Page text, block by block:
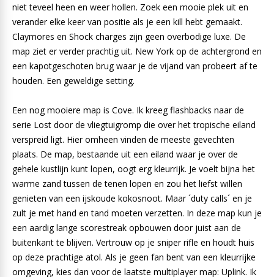
niet teveel heen en weer hollen. Zoek een mooie plek uit en
verander elke keer van positie als je een kill hebt gemaakt.
Claymores en Shock charges zijn geen overbodige luxe. De
map ziet er verder prachtig uit. New York op de achtergrond en
een kapotgeschoten brug waar je de vijand van probeert af te
houden. Een geweldige setting.
Een nog mooiere map is Cove. Ik kreeg flashbacks naar de
serie Lost door de vliegtuigromp die over het tropische eiland
verspreid ligt. Hier omheen vinden de meeste gevechten
plaats. De map, bestaande uit een eiland waar je over de
gehele kustlijn kunt lopen, oogt erg kleurrijk. Je voelt bijna het
warme zand tussen de tenen lopen en zou het liefst willen
genieten van een ijskoude kokosnoot. Maar ´duty calls´ en je
zult je met hand en tand moeten verzetten. In deze map kun je
een aardig lange scorestreak opbouwen door juist aan de
buitenkant te blijven. Vertrouw op je sniper rifle en houdt huis
op deze prachtige atol. Als je geen fan bent van een kleurrijke
omgeving, kies dan voor de laatste multiplayer map: Uplink. Ik